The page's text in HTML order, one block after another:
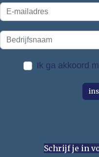
Ik ga akkoord
Schrijf je in